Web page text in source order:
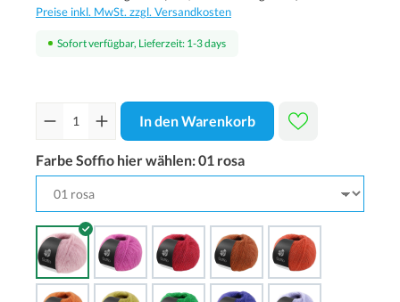
Preise inkl. MwSt. zzgl. Versandkosten
Sofort verfügbar, Lieferzeit: 1-3 days
In den Warenkorb
Farbe Soffio hier wählen:01 rosa